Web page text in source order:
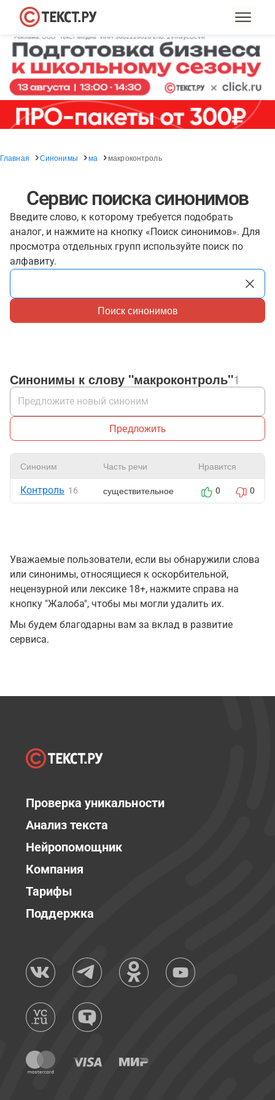
Главная Синонимы ма макроконтроль
Сервис поиска синонимов
Введите слово, к которому требуется подобрать
аналог, и нажмите на кнопку «Поиск синонимов». Для
просмотра отдельных групп используйте поиск по
алфавиту.
Поиск синонимов
Синонимы к слову "макроконтроль"1
Предложить
Синоним Часть речи Нравится
Контроль 16 существительное 0 0
Уважаемые пользователи, если вы обнаружили слова
или синонимы, относящиеся к оскорбительной,
нецензурной или лексике 18+, нажмите справа на
кнопку "Жалоба", чтобы мы могли удалить их.
Мы будем благодарны вам за вклад в развитие
сервиса.
Проверка уникальности
Анализ текста
Нейропомощник
Компания
Тарифы
Поддержка